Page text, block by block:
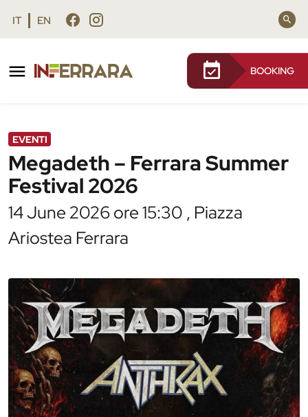
Vai al contenuto principale
Vai al footer
IT EN
BOOKING
Megadeth – Ferrara Summer Festival
EVENTI
Megadeth – Ferrara Summer
Festival 2026
14 June 2026 ore 15:30 , Piazza
Ariostea Ferrara